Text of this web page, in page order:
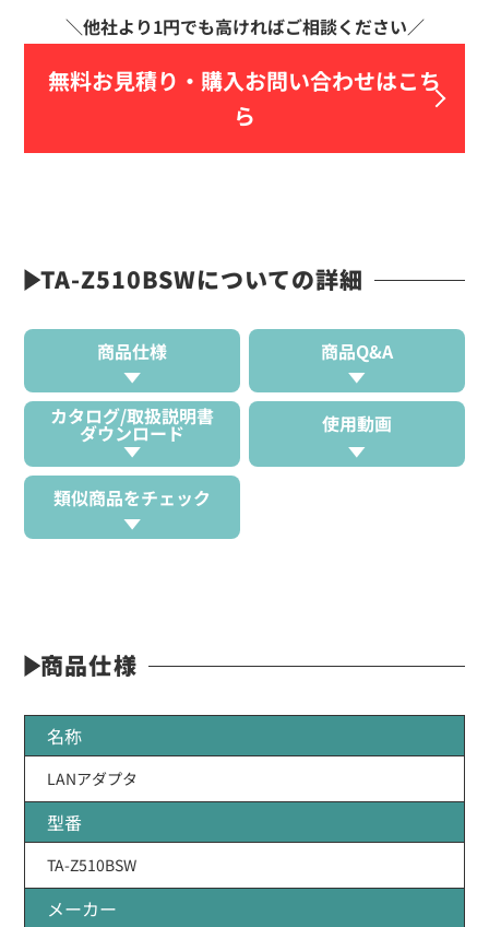
無料お見積り・ 購入お問い合わせはこち
ら
TA-Z510BSWについての詳細
商品仕様 商品Q&A
カタログ/取扱説明書
ダウンロード 使用動画
類似商品をチェック
商品仕様
名称
LANアダプタ
型番
TA-Z510BSW
メーカー